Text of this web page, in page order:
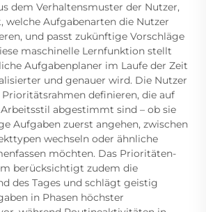
dem Verhaltensmuster der Nutzer,
welche Aufgabenarten die Nutzer
und passt zukünftige Vorschläge
maschinelle Lernfunktion stellt
Aufgabenplaner im Laufe der Zeit
und genauer wird. Die Nutzer
definieren, die auf
abgestimmt sind – ob sie
Aufgaben zuerst angehen, zwischen
wechseln oder ähnliche
möchten. Das Prioritäten-
berücksichtigt zudem die
des Tages und schlägt geistig
in Phasen höchster